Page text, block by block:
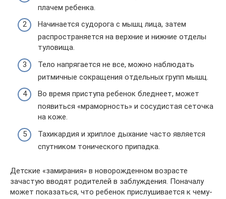
плачем ребенка.
Начинается судорога с мышц лица, затем
распространяется на верхние и нижние отделы
туловища.
Тело напрягается не все, можно наблюдать
ритмичные сокращения отдельных групп мышц.
Во время приступа ребенок бледнеет, может
появиться «мраморность» и сосудистая сеточка
на коже.
Тахикардия и хриплое дыхание часто является
спутником тонического припадка.
Детские «замирания» в новорожденном возрасте
зачастую вводят родителей в заблуждения. Поначалу
может показаться, что ребенок прислушивается к чему-